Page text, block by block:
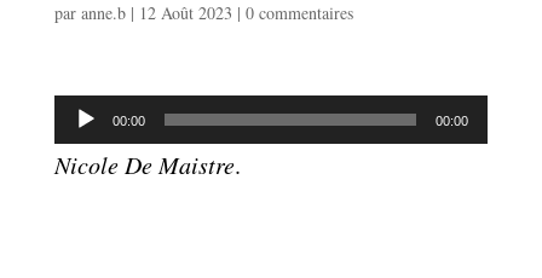
par anne.b| 12 Août 2023 | 0 commentaires
Lecteur
audio
00:00 00:00
Nicole De Maistre.